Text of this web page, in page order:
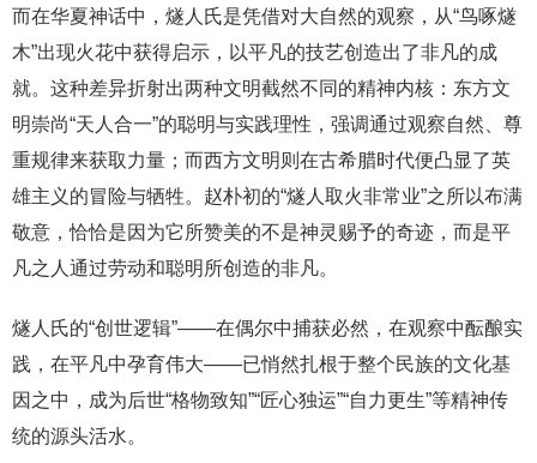
而在华夏神话中，燧人氏是凭借对大自然的观察，从“鸟啄燧
木”出现火花中获得启示，以平凡的技艺创造出了非凡的成
就。这种差异折射出两种文明截然不同的精神内核：东方文
明崇尚“天人合一”的聪明与实践理性，强调通过观察自然、尊
重规律来获取力量；而西方文明则在古希腊时代便凸显了英
雄主义的冒险与牺牲。赵朴初的“燧人取火非常业”之所以布满
敬意，恰恰是因为它所赞美的不是神灵赐予的奇迹，而是平
凡之人通过劳动和聪明所创造的非凡。
燧人氏的“创世逻辑”——在偶尔中捕获必然，在观察中酝酿实
践，在平凡中孕育伟大——已悄然扎根于整个民族的文化基
因之中，成为后世“格物致知”“匠心独运”“自力更生”等精神传
统的源头活水。